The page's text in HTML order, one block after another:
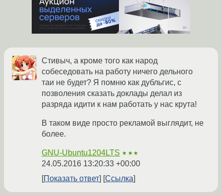
Стивыч, а кроме того как народ
собеседовать на работу ничего дельного
таи не будет? Я помню как дубльгис, с
позволения сказать доклады делал из
разряда идити к нам работать у нас крута!
В таком виде просто рекламой выглядит, не
более.
GNU-Ubuntu1204LTS ★★★
24.05.2016 13:20:33 +00:00
Показать ответ
Ссылка